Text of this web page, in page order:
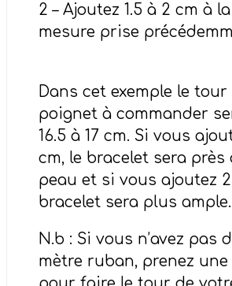
2 – Ajoutez 1.5 à 2 cm à la
mesure prise
Dans cet exemple le tour
poignet à commander
16.5 à 17 cm. Si vous
cm, le bracelet sera près
peau et si vous ajoutez
bracelet sera plus ample.
N.b : Si vous n’avez pas
mètre ruban, prenez une